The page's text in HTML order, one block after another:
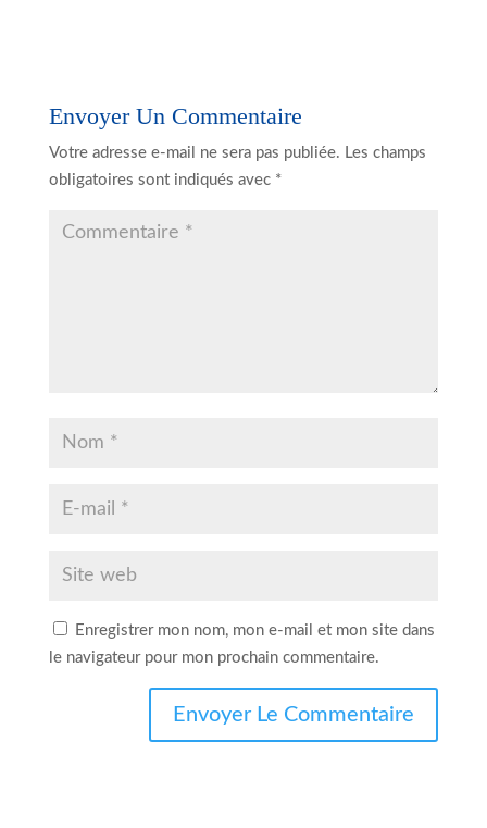
Envoyer Un Commentaire
Votre adresse e-mail ne sera pas publiée. Les champs
obligatoires sont indiqués avec *
Enregistrer mon nom, mon e-mail et mon site dans
le navigateur pour mon prochain commentaire.